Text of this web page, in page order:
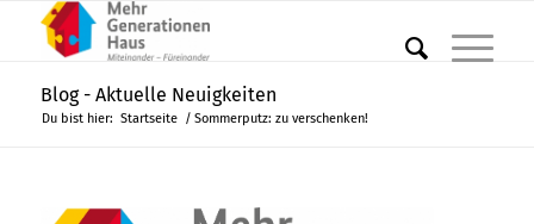
Blog - Aktuelle Neuigkeiten
Du bist hier: Startseite / Sommerputz: zu verschenken!